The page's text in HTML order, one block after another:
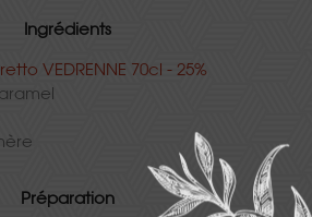
Ingrédients
VEDRENNE 70cl - 25%
Préparation